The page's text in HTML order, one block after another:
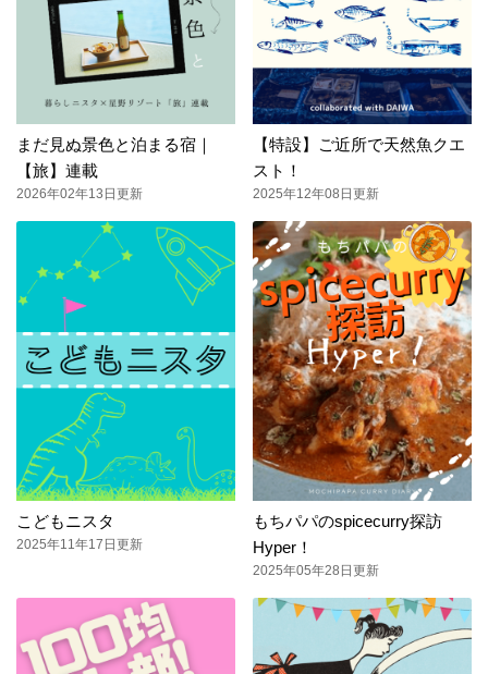
まだ見ぬ景色と泊まる宿｜
【旅】連載
2026年02年13日更新
【特設】ご近所で天然魚クエ
スト！
2025年12年08日更新
こどもニスタ
2025年11年17日更新
もちパパのspicecurry探訪
Hyper！
2025年05年28日更新